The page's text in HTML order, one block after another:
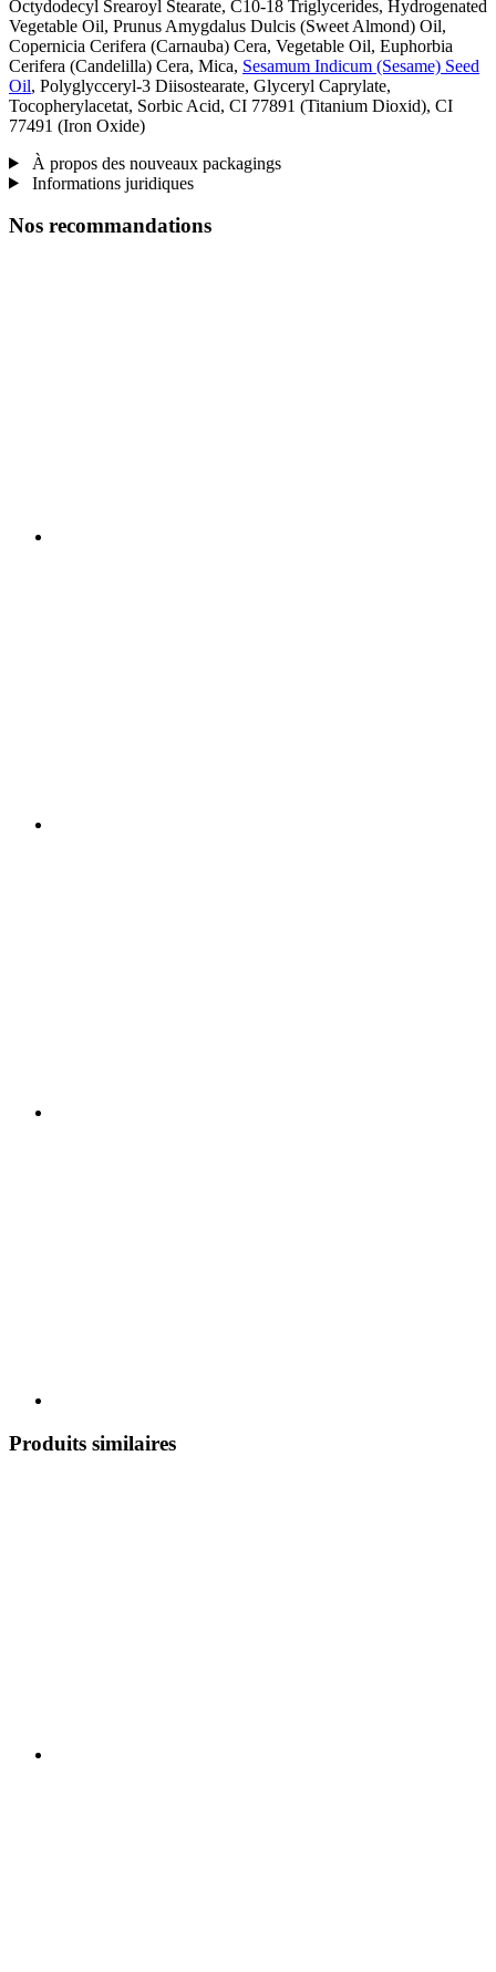
Octydodecyl Srearoyl Stearate, C10-18 Triglycerides, Hydrogenated
Vegetable Oil, Prunus Amygdalus Dulcis (Sweet Almond) Oil,
Copernicia Cerifera (Carnauba) Cera, Vegetable Oil, Euphorbia
Cerifera (Candelilla) Cera, Mica, Sesamum Indicum (Sesame) Seed
Oil, Polyglycceryl-3 Diisostearate, Glyceryl Caprylate,
Tocopherylacetat, Sorbic Acid, CI 77891 (Titanium Dioxid), CI
77491 (Iron Oxide)
À propos des nouveaux packagings
Informations juridiques
Nos recommandations
Produits similaires